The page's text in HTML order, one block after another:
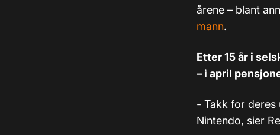
årene – blant
mann.
Etter 15 år i
– i april
- Takk for deres
Nintendo, sier